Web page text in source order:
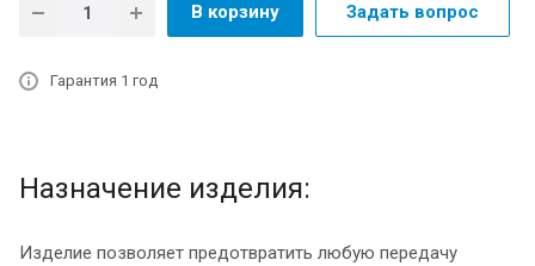
В корзину Задать вопрос
Гарантия 1 год
Назначение изделия:
Изделие позволяет предотвратить любую передачу